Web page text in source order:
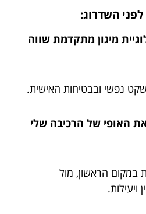
השדרוג:
מיגון מתקדמת שווה
האופי של הרכיבה שלי
במקום הראשון, מול
ויעילות.